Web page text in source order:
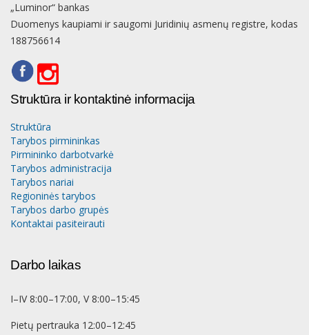
„Luminor“ bankas
Duomenys kaupiami ir saugomi Juridinių asmenų registre, kodas
188756614
Struktūra ir kontaktinė informacija
Struktūra
Tarybos pirmininkas
Pirmininko darbotvarkė
Tarybos administracija
Tarybos nariai
Regioninės tarybos
Tarybos darbo grupės
Kontaktai pasiteirauti
Darbo laikas
I–IV 8:00–17:00, V 8:00–15:45
Pietų pertrauka 12:00–12:45